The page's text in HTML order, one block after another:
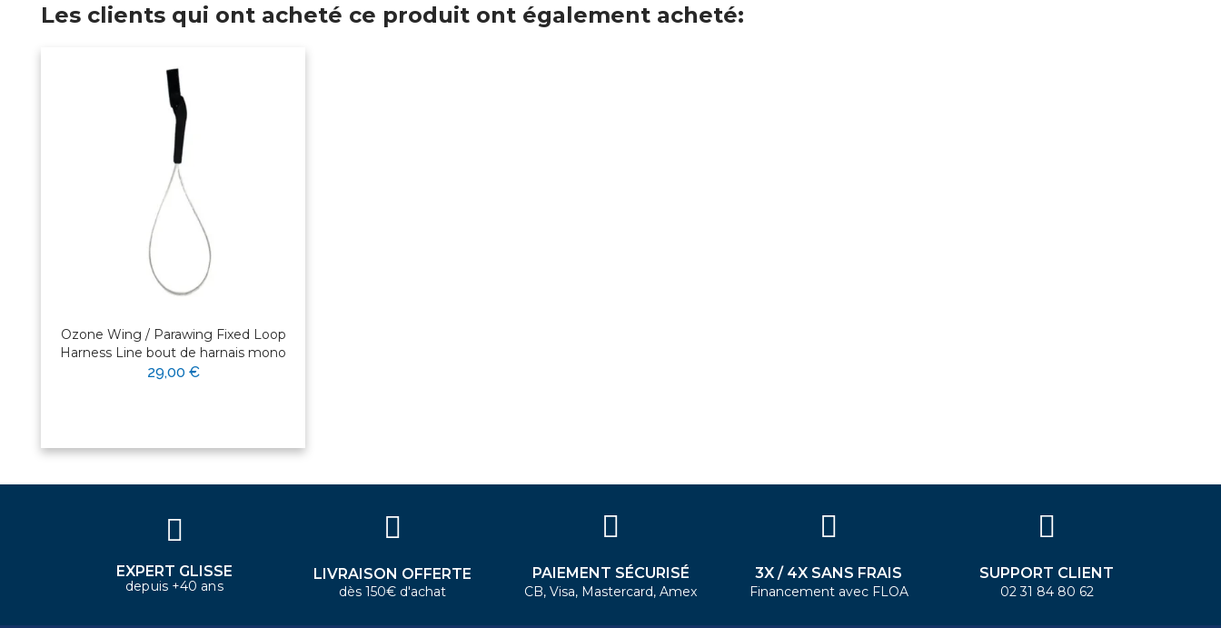
Les clients qui ont acheté ce produit ont également acheté:
Ozone Wing / Parawing Fixed Loop
Harness Line bout de harnais mono
29,00 €
Bonjour ! Je suis votre expert
EXPERT GLISSE
depuis +40 ans
LIVRAISON OFFERTE
dès 150€ d'achat
PAIEMENT SÉCURISÉ
CB, Visa, Mastercard, Amex
3X / 4X SANS FRAIS
Financement avec FLOA
SUPPORT CLIENT
02 31 84 80 62